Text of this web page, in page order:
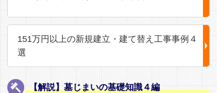
151万円以上の新規建立・建て替え工事事例４
選
【解説】墓じまいの基礎知識４編